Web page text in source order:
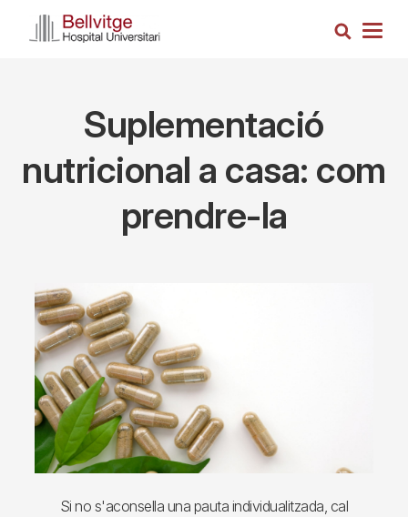
Search
Suplementació
nutricional a casa: com
prendre-la
Imagen
Si no s'aconsella una pauta individualitzada, cal